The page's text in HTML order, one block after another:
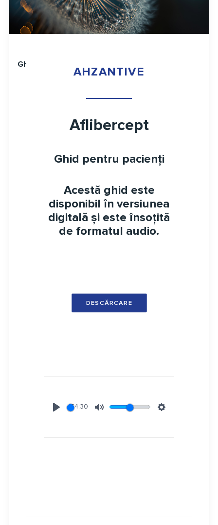
Ghid pentru pacienți
AHZANTIVE
Aflibercept
Ghid pentru pacienți
Acestă ghid este
disponibil în versiunea
digitală și este însoțită
de formatul audio.
DESCĂRCARE
54:30